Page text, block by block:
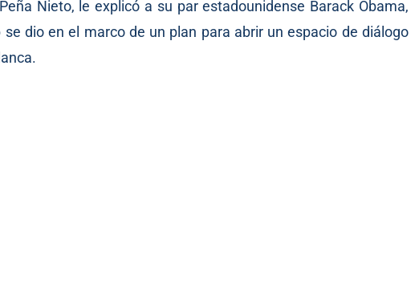
Nieto, le explicó a su par estadounidense Barack Obama,
dio en el marco de un plan para abrir un espacio de diálogo